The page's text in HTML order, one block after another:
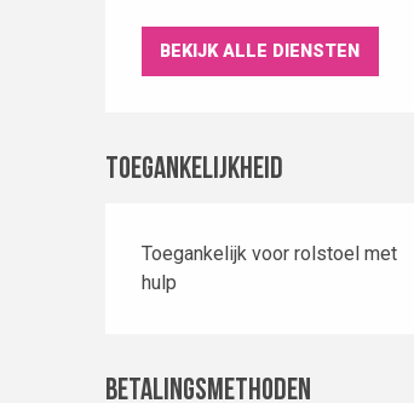
BEKIJK ALLE DIENSTEN
Toegankelijkheid
Toegankelijk voor rolstoel met
hulp
Betalingsmethoden